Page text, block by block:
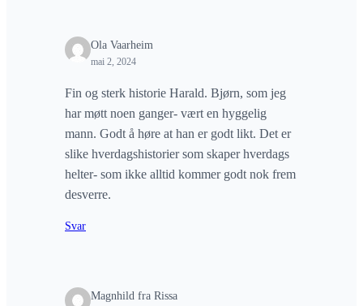
Ola Vaarheim
mai 2, 2024
Fin og sterk historie Harald. Bjørn, som jeg
har møtt noen ganger- vært en hyggelig
mann. Godt å høre at han er godt likt. Det er
slike hverdagshistorier som skaper hverdags
helter- som ikke alltid kommer godt nok frem
desverre.
Svar
Magnhild fra Rissa